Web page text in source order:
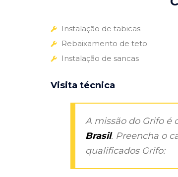
Instalação de tabicas
Rebaixamento de teto
Instalação de sancas
Visita técnica
A missão do Grifo é
Brasil. Preencha o
qualificados Grifo: